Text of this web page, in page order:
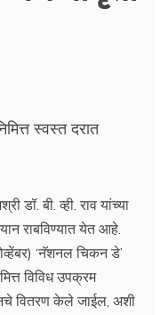
स्वस्त दरात
बी. व्ही. राव यांच्या
राबविण्यात येत आहे.
‘नॅशनल चिकन डे’
विविध उपक्रम
वितरण केले जाईल, अशी